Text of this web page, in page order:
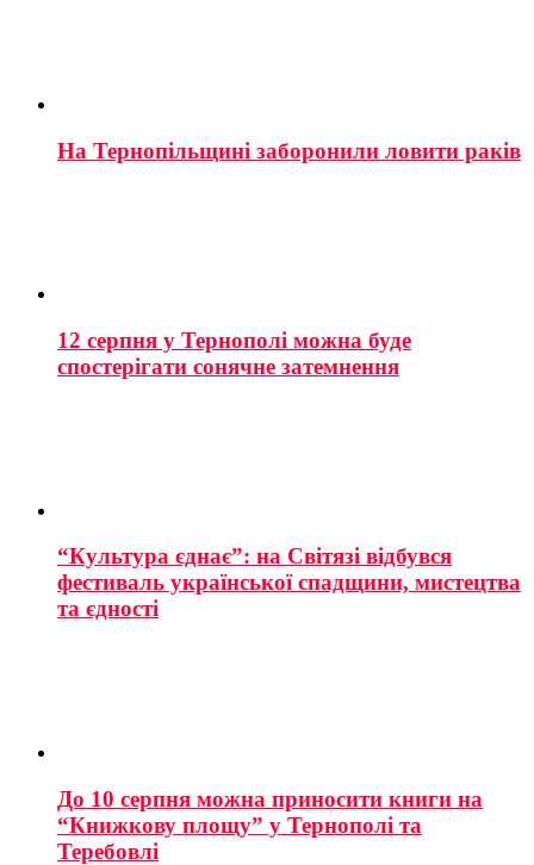
На Тернопільщині заборонили ловити раків
12 серпня у Тернополі можна буде
спостерігати сонячне затемнення
“Культура єднає”: на Світязі відбувся
фестиваль української спадщини, мистецтва
та єдності
До 10 серпня можна приносити книги на
“Книжкову площу” у Тернополі та
Теребовлі